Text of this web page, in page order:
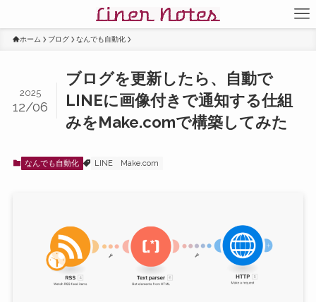
ホーム ブログ なんでも自動化
ブログを更新したら、自動で
LINEに画像付きで通知する仕組
みをMake.comで構築してみた
2025
12/06
なんでも自動化 LINE Make.com